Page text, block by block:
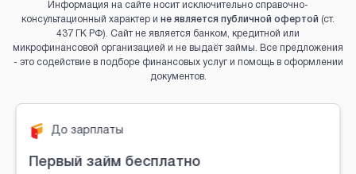
Информация на сайте носит исключительно справочно-
консультационный характер и не является публичной офертой (ст.
437 ГК РФ). Сайт не является банком, кредитной или
микрофинансовой организацией и не выдаёт займы. Все предложения
- это содействие в подборе финансовых услуг и помощь в оформлении
документов.
До зарплаты
Первый займ бесплатно